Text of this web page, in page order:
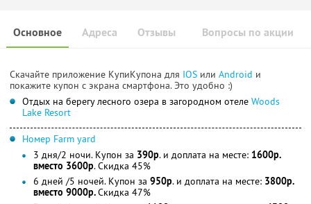
Основное Отзывы Вопросы по акции
Адреса
Скачайте приложение КупиКупона для IOS или Android и
покажите купон с экрана смартфона. Это удобно :)
Отдых на берегу лесного озера в загородном отеле Woods
Lake Resort
Номер Farm yard
3 дня/2 ночи. Купон за 390р. и доплата на месте: 1600р.
вместо 3600р. Скидка 45%
6 дней /5 ночей. Купон за 950р. и доплата на месте: 3800р.
вместо 9000р.Скидка 47%